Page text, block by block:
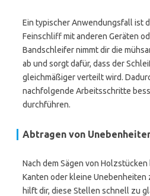
Ein typischer Anwendungsfall ist
Feinschliff mit anderen Geräten
Bandschleifer nimmt dir die
ab und sorgt dafür, dass der
gleichmäßiger verteilt wird.
nachfolgende Arbeitsschritte
durchführen.
Abtragen von
Nach dem Sägen von
Kanten oder kleine Unebenheiten
hilft dir, diese Stellen schnell zu